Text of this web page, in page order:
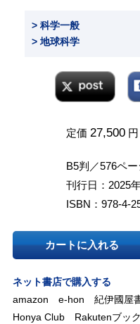
> 科学一般
> 地球科学
定価 27,500
B5判／576ペー
刊行日：2025
ISBN：978-4-
カートに入れる
ネット書店で購入する
amazon
e-hon 紀伊國屋
Honya Club
Rakutenブッ